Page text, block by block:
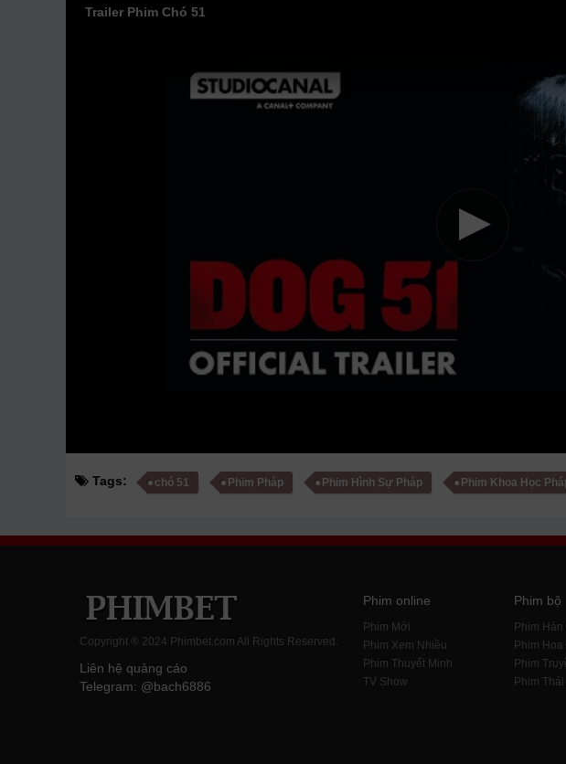
Trailer Phim Chó 51
Tags: chó 51 Phim Pháp Phim Hình Sự Pháp Phim Khoa Học
Copyright ® 2024 Phimbet.com All Rights Reserved.
Liên hệ quảng cáo
Telegram: @bach6886
Phim online
Phim Mới
Phim Xem Nhiều
Phim Thuyết Minh
TV Show
Phim bộ
Phim Hàn
Phim
Phim
Phim